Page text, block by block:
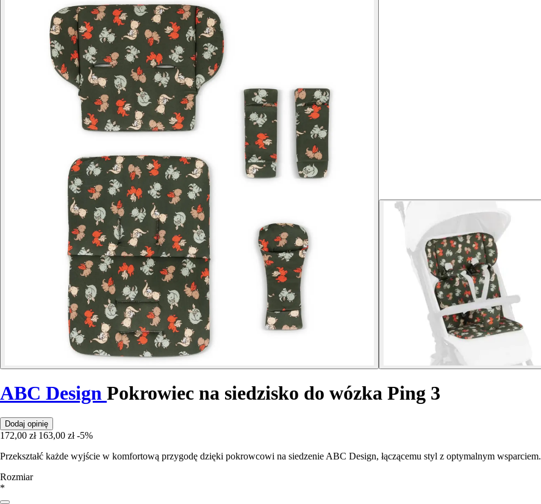
ABC Design Pokrowiec na siedzisko do wózka Ping 3
Dodaj opinię
172,00 zł 163,00 zł -5%
Przekształć każde wyjście w komfortową przygodę dzięki pokrowcowi na siedzenie ABC Design, łączącemu styl z optymalnym wsparciem.
Rozmiar
*